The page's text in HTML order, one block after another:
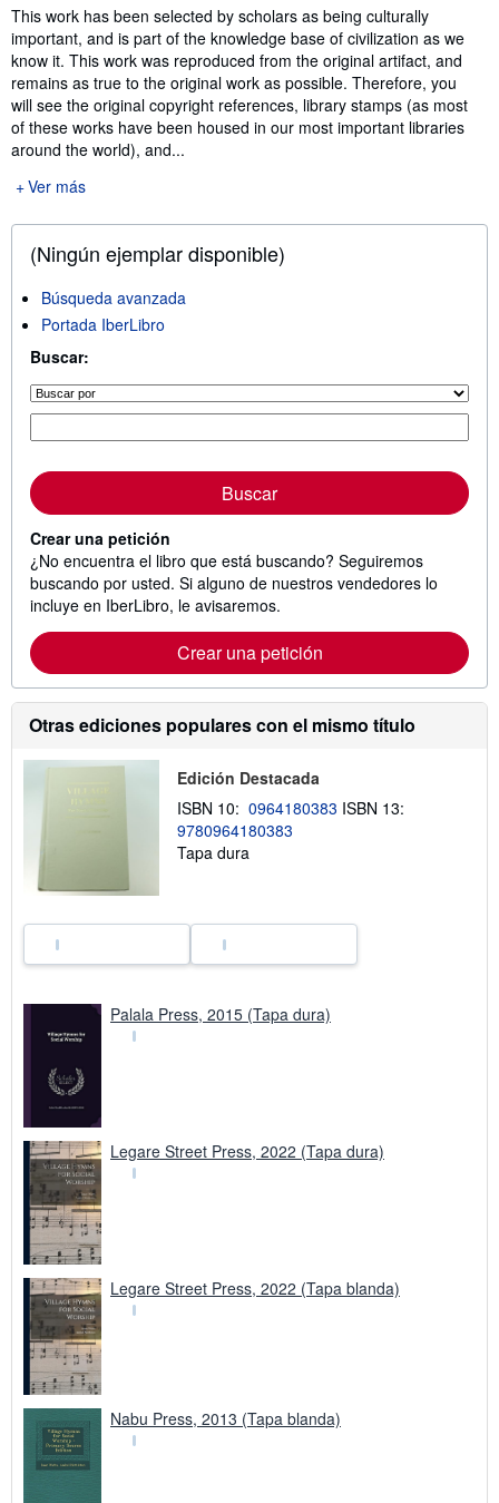
Sinopsis
This work has been selected by scholars as being culturally
important, and is part of the knowledge base of civilization as we
know it. This work was reproduced from the original artifact, and
remains as true to the original work as possible. Therefore, you
will see the original copyright references, library stamps (as most
of these works have been housed in our most important libraries
around the world), and...
Ver más
(Ningún ejemplar disponible)
Búsqueda avanzada
Portada IberLibro
Buscar:
Buscar
Crear una petición
¿No encuentra el libro que está buscando? Seguiremos
buscando por usted. Si alguno de nuestros vendedores lo
incluye en IberLibro, le avisaremos.
Crear una petición
Otras ediciones populares con el mismo título
Edición Destacada
ISBN 10: 0964180383 ISBN 13:
9780964180383
Tapa dura
Palala Press, 2015 (Tapa dura)
Legare Street Press, 2022 (Tapa dura)
Legare Street Press, 2022 (Tapa blanda)
Nabu Press, 2013 (Tapa blanda)